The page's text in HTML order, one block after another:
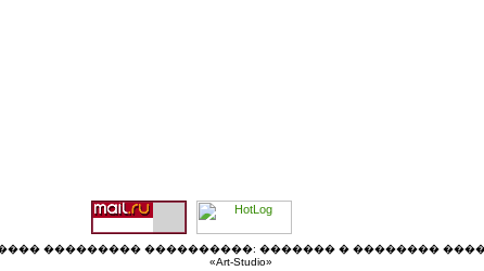
��������� ����������: ������� � ��������
«Art-Studio»